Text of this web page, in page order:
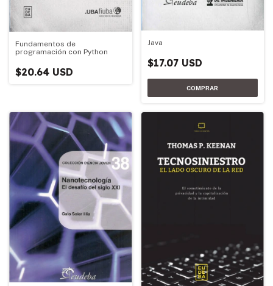
Fundamentos de
programación con Python
$20.64 USD
Java
$17.07 USD